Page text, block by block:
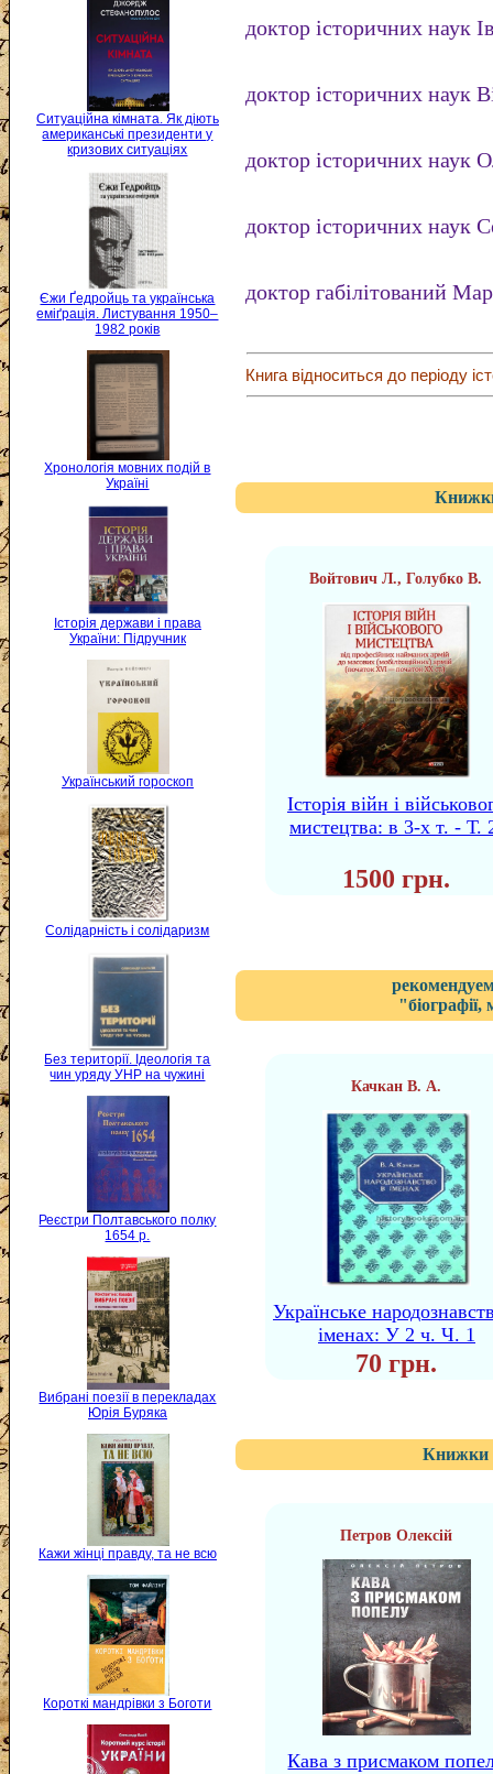
Ситуаційна кімната. Як діють
американські президенти у
кризових ситуаціях
Єжи Ґедройць та українська
еміґрація. Листування 1950–
1982 років
Хронологія мовних подій в
Україні
Історія держави і права
України: Підручник
Український гороскоп
Солідарність і солідаризм
Без території. Ідеологія та
чин уряду УНР на чужині
Реєстри Полтавського полку
1654 р.
Вибрані поезії в перекладах
Юрія Буряка
Кажи жінці правду, та не всю
Короткі мандрівки з Боготи
доктор історичних наук
доктор історичних наук
доктор історичних наук
доктор історичних наук
доктор габілітований
Книга відноситься до періоду
Войтович Л., Голубко В.
Історія війн і
мистецтва: в 3-х т. - Т.
1500 грн.
Качкан В. А.
Українське
іменах: У 2 ч. Ч. 1
70 грн.
Книжки
Петров Олексій
Кава з присмаком